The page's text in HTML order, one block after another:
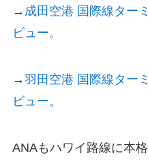
→ 成田空港 国際線ター
ビュー。
→羽田空港 国際線ター
ビュー。
ANAもハワイ路線に本